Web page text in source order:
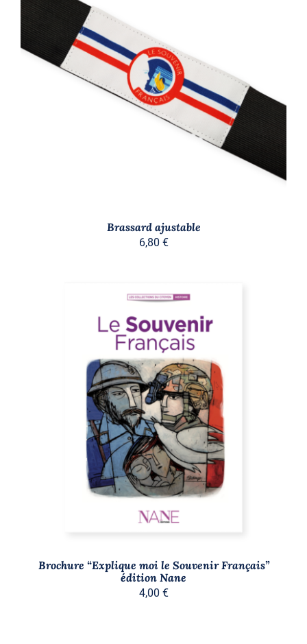
AJOUTER AU PANIER
Brassard ajustable
6,80 €
AJOUTER AU PANIER
/
Brochure “Explique moi le Souvenir Français”
édition Nane
4,00 €